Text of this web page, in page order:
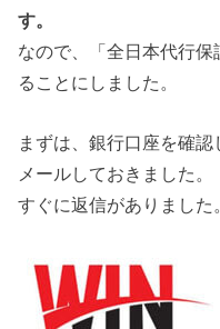
す。
なので、「全日本代行
ることにしました。
まずは、銀行口座を確
メールしておきました。
すぐに返信がありました